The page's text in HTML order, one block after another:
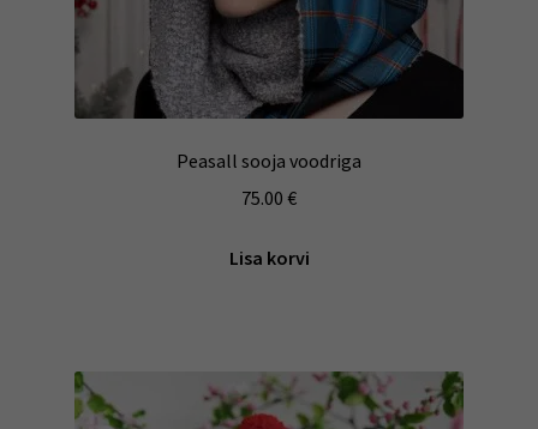
Peasall sooja voodriga
75.00 €
Lisa korvi